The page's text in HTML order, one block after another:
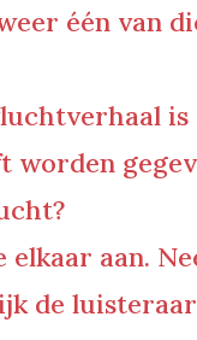
één van
worden
elkaar aan.
de